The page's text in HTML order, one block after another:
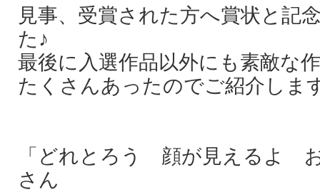
見事、受賞された方へ賞状と記
た♪
最後に入選作品以外にも素敵な
たくさんあったのでご紹介しま
「どれとろう 顔が見えるよ
さん